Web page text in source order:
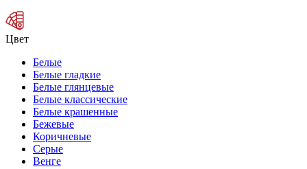
Цвет
Белые
Белые гладкие
Белые глянцевые
Белые классические
Белые крашенные
Бежевые
Коричневые
Серые
Венге